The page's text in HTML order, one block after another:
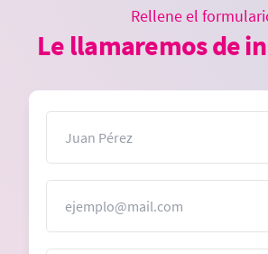
Rellene el
Le llamaremos de